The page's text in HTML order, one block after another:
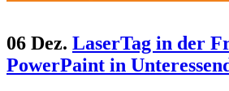
06 Dez. LaserTag in der
PowerPaint in